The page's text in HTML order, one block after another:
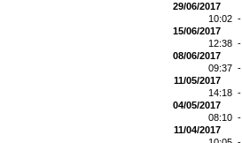
29/06/2017
10:02 -
15/06/2017
12:38 -
08/06/2017
09:37 -
11/05/2017
14:18 -
04/05/2017
08:10 -
11/04/2017